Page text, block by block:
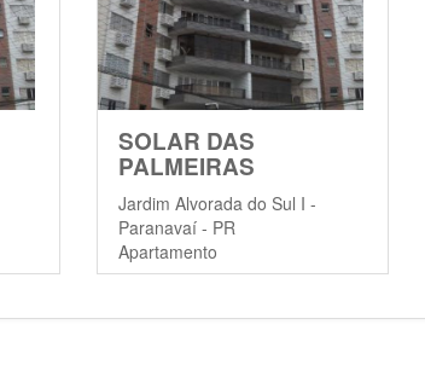
SOLAR DAS
PALMEIRAS
Jardim Alvorada do Sul I -
Paranavaí - PR
Apartamento